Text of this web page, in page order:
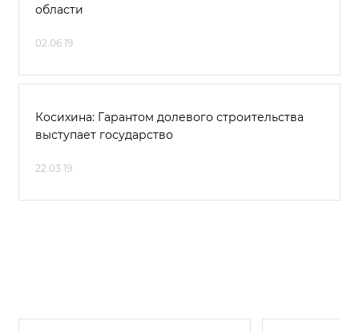
области
02.06.19
Косихина: Гарантом долевого строительства
выступает государство
22.03.19